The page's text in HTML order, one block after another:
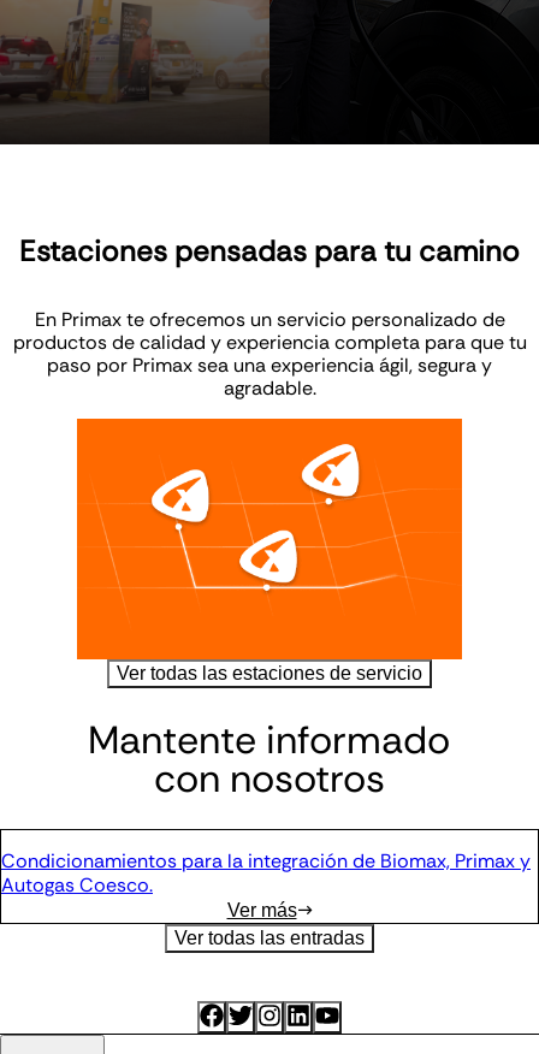
Estaciones pensadas para tu camino
En Primax te ofrecemos un servicio personalizado de
productos de calidad y experiencia completa para que tu
paso por Primax sea una experiencia ágil, segura y
agradable.
Ver todas las estaciones de servicio
Mantente informado
con nosotros
Condicionamientos para la integración de Biomax, Primax y
Autogas Coesco.
Ver más→
Ver todas las entradas